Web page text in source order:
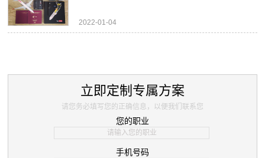
2022-01-04
立即定制专属方案
请您务必填写您的正确信息，以便我们联系您
您的职业
手机号码